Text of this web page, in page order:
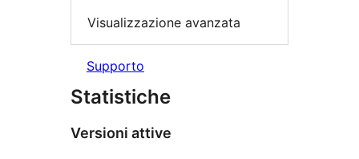
Visualizzazione avanzata
Supporto
Statistiche
Versioni attive